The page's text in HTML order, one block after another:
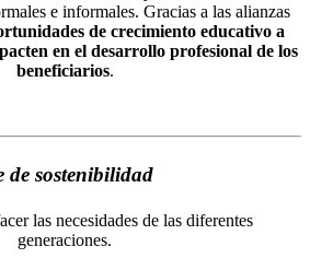
e informales. Gracias a las alianzas
de crecimiento educativo a
en el desarrollo profesional de los
beneficiarios.
de sostenibilidad
las necesidades de las diferentes
generaciones.